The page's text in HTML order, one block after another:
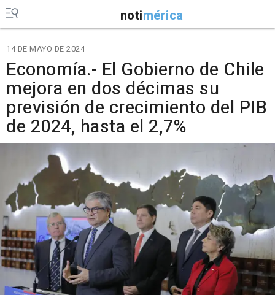
notimérica
14 DE MAYO DE 2024
Economía.- El Gobierno de Chile
mejora en dos décimas su
previsión de crecimiento del PIB
de 2024, hasta el 2,7%